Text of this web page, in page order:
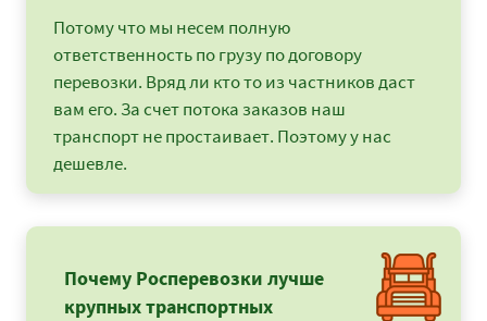
Потому что мы несем полную
ответственность по грузу по договору
перевозки. Вряд ли кто то из частников даст
вам его. За счет потока заказов наш
транспорт не простаивает. Поэтому у нас
дешевле.
Почему Росперевозки лучше
крупных транспортных